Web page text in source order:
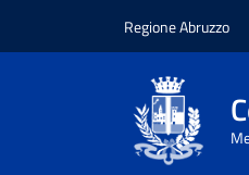
Regione Abruzzo